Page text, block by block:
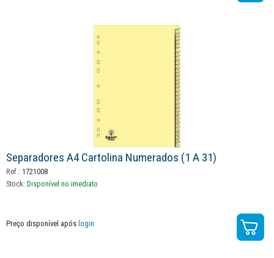
Separadores A4 Cartolina Numerados (1 A 31)
Ref.: 1721008
Stock: Disponível no imediato
Preço disponível após login